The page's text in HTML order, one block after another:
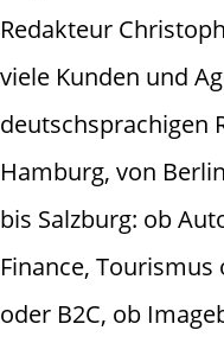
Redakteur
viele Kunden und
deutschsprachigen
Hamburg, von
bis Salzburg: ob
Finance,
oder B2C, ob